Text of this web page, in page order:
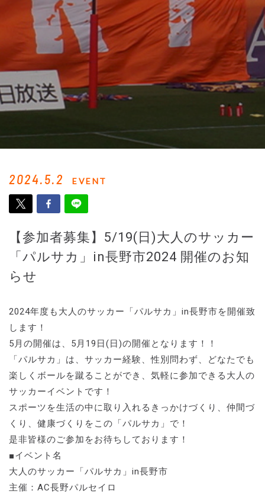
2024.5.2 EVENT
【参加者募集】5/19(日)大人のサッカー
「パルサカ」in長野市2024 開催のお知
らせ
2024年度も大人のサッカー「パルサカ」in長野市を開催致
します！
5月の開催は、5月19日(日)の開催となります！！
「パルサカ」は、サッカー経験、性別問わず、どなたでも
楽しくボールを蹴ることができ、気軽に参加できる大人の
サッカーイベントです！
スポーツを生活の中に取り入れるきっかけづくり、仲間づ
くり、健康づくりをこの「パルサカ」で！
是非皆様のご参加をお待ちしております！
■イベント名
大人のサッカー「パルサカ」in長野市
主催：AC長野パルセイロ